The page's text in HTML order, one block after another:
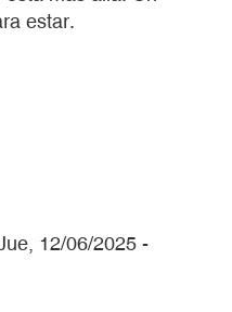
estar.
12/06/2025 -